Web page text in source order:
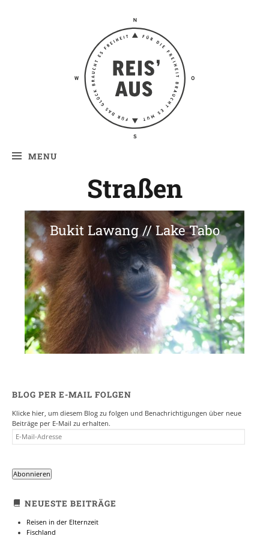
Reis' aus –
Reiseblog
MENU
Straßen
Bukit Lawang // Lake Tabo
BLOG PER E-MAIL FOLGEN
Klicke hier, um diesem Blog zu folgen und Benachrichtigungen über neue
Beiträge per E-Mail zu erhalten.
E-
MAIL-
Abonnieren
NEUESTE BEITRÄGE
Reisen in der Elternzeit
Fischland